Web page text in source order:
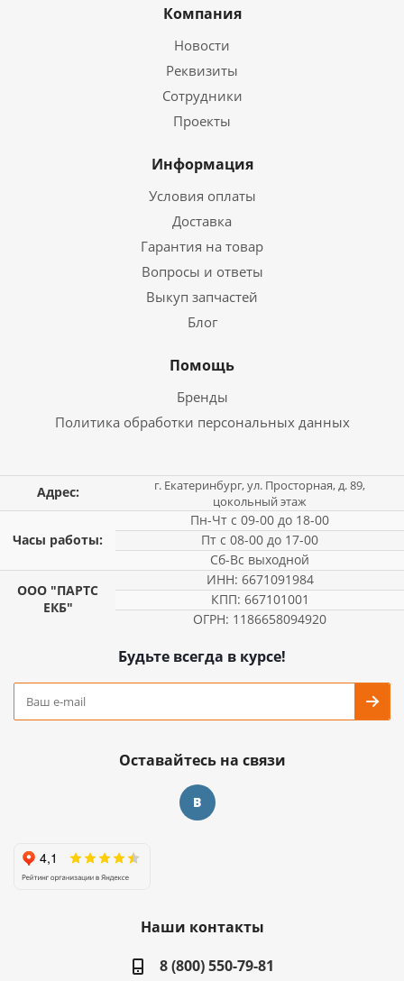
Компания
Новости
Реквизиты
Сотрудники
Проекты
Информация
Условия оплаты
Доставка
Гарантия на товар
Вопросы и ответы
Выкуп запчастей
Блог
Помощь
Бренды
Политика обработки персональных данных
Адрес:
г. Екатеринбург, ул. Просторная, д. 89,
цокольный этаж
Часы работы:
Пн-Чт с 09-00 до 18-00
Пт с 08-00 до 17-00
Сб-Вс выходной
ООО "ПАРТС
ЕКБ"
ИНН: 6671091984
КПП: 667101001
ОГРН: 1186658094920
Будьте всегда в курсе!
Оставайтесь на связи
Наши контакты
8 (800) 550-79-81